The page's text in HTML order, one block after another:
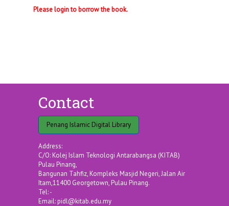
Please login to borrow the book.
Contact
Penang Islamic Digital Library
Address:
C/O: Kolej Islam Teknologi Antarabangsa (KITAB)
Pulau Pinang,
Bangunan Tahfiz, Kompleks Masjid Negeri, Jalan Air
Itam,11400 Georgetown, Pulau Pinang.
Tel: -
Email:pidl@kitab.edu.my